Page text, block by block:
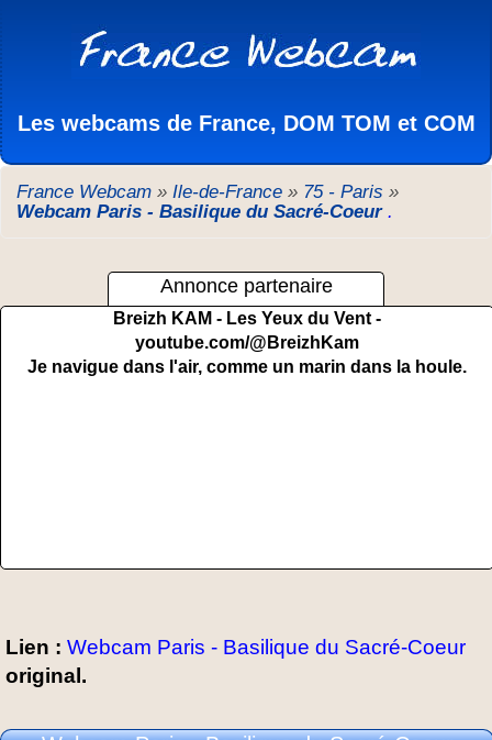
Les webcams de France, DOM TOM et COM
France Webcam » Ile-de-France » 75 - Paris »
Webcam Paris - Basilique du Sacré-Coeur .
Annonce partenaire
Breizh KAM - Les Yeux du Vent -
youtube.com/@BreizhKam
Je navigue dans l'air, comme un marin dans la houle.
Lien : Webcam Paris - Basilique du Sacré-Coeur
original.